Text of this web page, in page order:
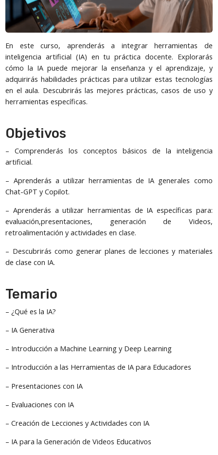
En este curso, aprenderás a integrar herramientas de
inteligencia artificial (IA) en tu práctica docente. Explorarás
cómo la IA puede mejorar la enseñanza y el aprendizaje, y
adquirirás habilidades prácticas para utilizar estas tecnologías
en el aula. Descubrirás las mejores prácticas, casos de uso y
herramientas específicas.
Objetivos
– Comprenderás los conceptos básicos de la inteligencia
artificial.
– Aprenderás a utilizar herramientas de IA generales como
Chat-GPT y Copilot.
– Aprenderás a utilizar herramientas de IA específicas para:
evaluación,presentaciones, generación de Videos,
retroalimentación y actividades en clase.
– Descubrirás como generar planes de lecciones y materiales
de clase con IA.
Temario
– ¿Qué es la IA?
– IA Generativa
– Introducción a Machine Learning y Deep Learning
– Introducción a las Herramientas de IA para Educadores
– Presentaciones con IA
– Evaluaciones con IA
– Creación de Lecciones y Actividades con IA
– IA para la Generación de Videos Educativos